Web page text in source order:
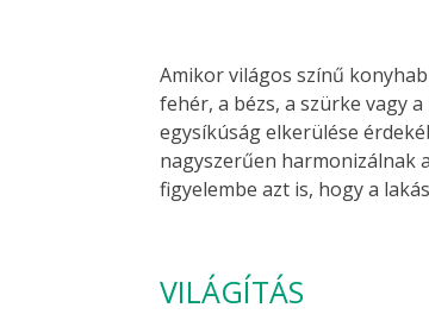
Amikor világos színű
fehér, a bézs, a szürke vagy
egysíkúság elkerülése
nagyszerűen harmonizálnak
figyelembe azt is, hogy a
VILÁGÍTÁS